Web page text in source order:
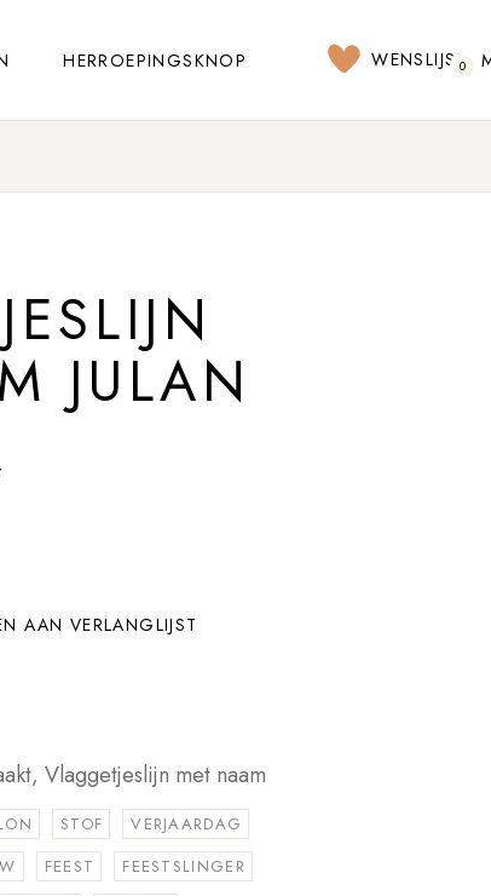
HERROEPINGSKNOP WENSLIJST
0
JULAN
AAN VERLANGLIJST
, Vlaggetjeslijn met naam
STOF
VERJAARDAG
FEEST
FEESTSLINGER